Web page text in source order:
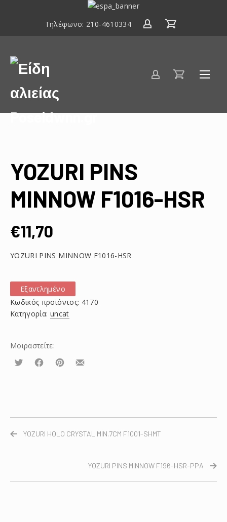
ΕΣΠΑ
2020
Τηλέφωνο: 210-4610334
Είδη
αλιείας
Poseidwnn.gr
YOZURI PINS
MINNOW F1016-HSR
€11,70
YOZURI PINS MINNOW F1016-HSR
Εξαντλημένο
Κωδικός προϊόντος: 4170
Κατηγορία: uncat
Μοιραστείτε:
Τουίτα ΜοιραστείτεΜοιραστείτεΜοιραστείτε
YOZURI HOLO CRYSTAL MIN.7CM F1001-SHMT
YOZURI PINS MINNOW F196-HSR-PPA